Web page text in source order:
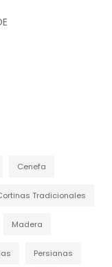
Cenefa
Tradicionales
Madera
Persianas